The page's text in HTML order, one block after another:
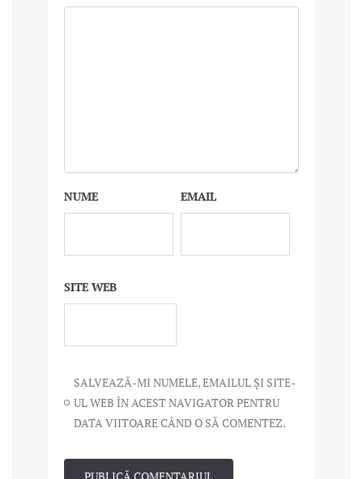
NUME EMAIL
SITE WEB
SALVEAZĂ-MI NUMELE, EMAILUL ȘI SITE-
UL WEB ÎN ACEST NAVIGATOR PENTRU
DATA VIITOARE CÂND O SĂ COMENTEZ.